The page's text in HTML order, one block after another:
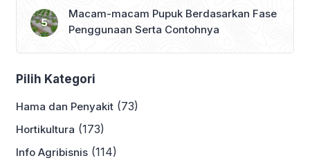
Macam-macam Pupuk Berdasarkan Fase
Penggunaan Serta Contohnya
Pilih Kategori
Hama dan Penyakit (73)
Hortikultura (173)
Info Agribisnis (114)